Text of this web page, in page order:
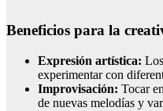
Beneficios para la
Expresión artística:
experimentar con
Improvisación: Tocar
de nuevas melodías y